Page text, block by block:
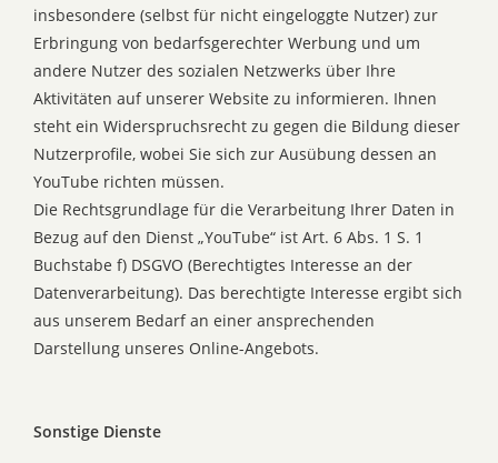
insbesondere (selbst für nicht eingeloggte Nutzer) zur
Erbringung von bedarfsgerechter Werbung und um
andere Nutzer des sozialen Netzwerks über Ihre
Aktivitäten auf unserer Website zu informieren. Ihnen
steht ein Widerspruchsrecht zu gegen die Bildung dieser
Nutzerprofile, wobei Sie sich zur Ausübung dessen an
YouTube richten müssen.
Die Rechtsgrundlage für die Verarbeitung Ihrer Daten in
Bezug auf den Dienst „YouTube“ ist Art. 6 Abs. 1 S. 1
Buchstabe f) DSGVO (Berechtigtes Interesse an der
Datenverarbeitung). Das berechtigte Interesse ergibt sich
aus unserem Bedarf an einer ansprechenden
Darstellung unseres Online-Angebots.
Sonstige Dienste